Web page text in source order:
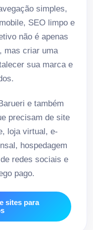
simples,
SEO limpo e
não é apenas
mas criar uma
sua marca e
e também
precisam de site
loja virtual, e-
hospedagem
redes sociais e
pago.
sites para